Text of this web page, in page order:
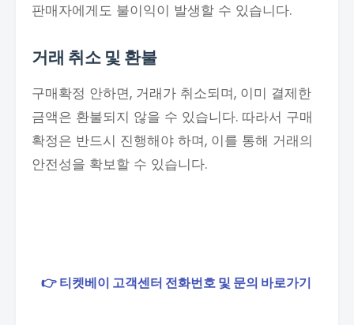
판매자에게도 불이익이 발생할 수 있습니다.
거래 취소 및 환불
구매확정 안하면, 거래가 취소되며, 이미 결제한
금액은 환불되지 않을 수 있습니다. 따라서 구매
확정은 반드시 진행해야 하며, 이를 통해 거래의
안전성을 확보할 수 있습니다.
👉 티켓베이 고객센터 전화번호 및 문의 바로가기